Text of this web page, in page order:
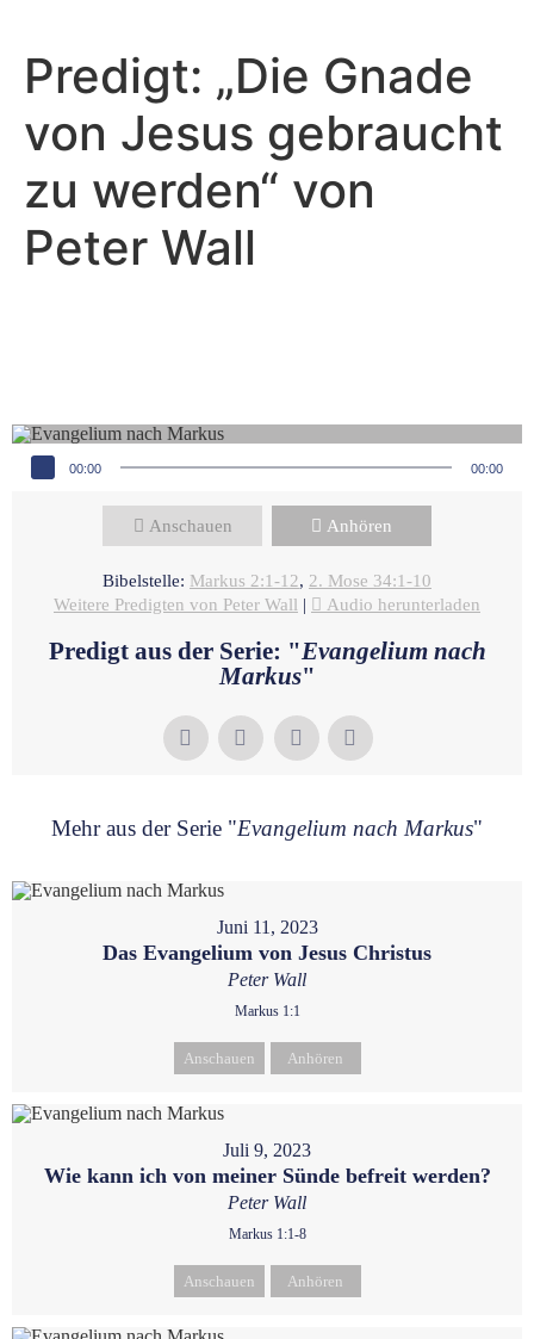
Predigt: „Die Gnade
von Jesus gebraucht
zu werden“ von
Peter Wall
Audio-Player
00:00 00:00
Anschauen Anhören
Bibelstelle: Markus 2:1-12, 2. Mose 34:1-10
Weitere Predigten von Peter Wall | Audio herunterladen
Predigt aus der Serie: "Evangelium nach
Markus"
Mehr aus der Serie "Evangelium nach Markus"
Juni 11, 2023
Das Evangelium von Jesus Christus
Peter Wall
Markus 1:1
Anschauen Anhören
Juli 9, 2023
Wie kann ich von meiner Sünde befreit werden?
Peter Wall
Markus 1:1-8
Anschauen Anhören